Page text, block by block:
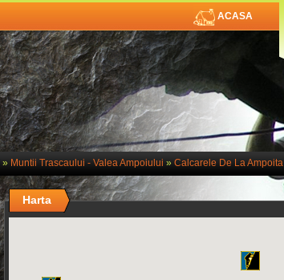
ACASA
» Muntii Trascaului - Valea Ampoiului » Calcarele De La Ampoita
Harta